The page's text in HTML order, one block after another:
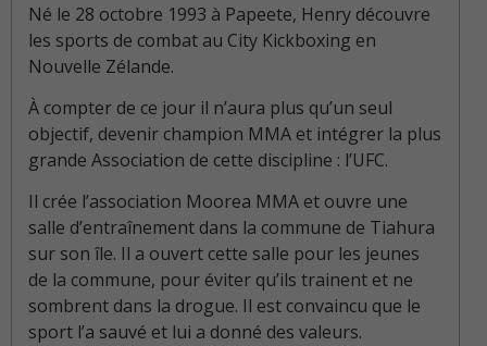
Né le 28 octobre 1993 à Papeete, Henry découvre
les sports de combat au City Kickboxing en
Nouvelle Zélande.
À compter de ce jour il n’aura plus qu’un seul
objectif, devenir champion MMA et intégrer la plus
grande Association de cette discipline : l’UFC.
Il crée l’association Moorea MMA et ouvre une
salle d’entraînement dans la commune de Tiahura
sur son île. Il a ouvert cette salle pour les jeunes
de la commune, pour éviter qu’ils trainent et ne
sombrent dans la drogue. Il est convaincu que le
sport l’a sauvé et lui a donné des valeurs.